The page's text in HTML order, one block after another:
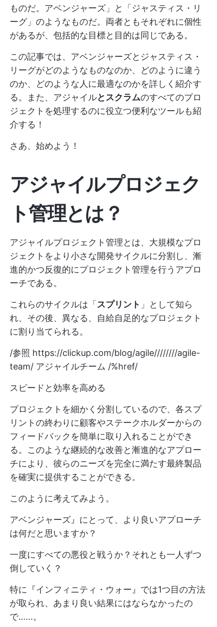
ものだ。アベンジャーズ」と「ジャスティス・リ
ーグ」のようなものだ。両者ともそれぞれに個性
があるが、包括的な目標と目的は同じである。
この記事では、アベンジャーズとジャスティス・
リーグがどのようなものなのか、どのように違う
のか、どのような人に最適なのかを詳しく紹介す
る。また、アジャイルとスクラムのすべてのプロ
ジェクトを処理するのに役立つ便利なツールも紹
介する！
さあ、始めよう！
アジャイルプロジェク
ト管理とは？
アジャイルプロジェクト管理とは、大規模なプロ
ジェクトをより小さな開発サイクルに分割し、漸
進的かつ反復的にプロジェクト管理を行うアプロ
ーチである。
これらのサイクルは「 スプリント 」として知ら
れ、その後、異なる、自給自足的なプロジェクト
に割り当てられる。
/参照 https://clickup.com/blog/agile////////agile-
team/ アジャイルチーム /%href/
スピードと効率を高める
プロジェクトを細かく分割しているので、各スプ
リントの終わりに顧客やステークホルダーからの
フィードバックを簡単に取り入れることができ
る。このような継続的な改善と漸進的なアプロー
チにより、彼らのニーズを完全に満たす最終製品
を確実に提供することができる。
このように考えてみよう。
アベンジャーズ』にとって、より良いアプローチ
は何だと思いますか？
一度にすべての悪役と戦うか？それとも一人ずつ
倒していく？
特に『インフィニティ・ウォー』では1つ目の方法
が取られ、あまり良い結果にはならなかったの
で......。